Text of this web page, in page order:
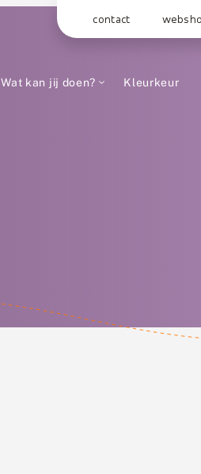
contact
Wat kan jij doen? Kleurkeur